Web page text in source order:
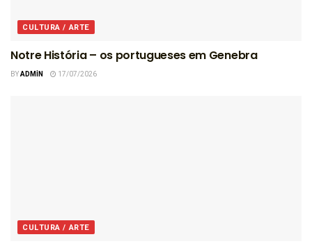
CULTURA / ARTE
Notre História – os portugueses em Genebra
BYADMIN 17/07/2026
CULTURA / ARTE